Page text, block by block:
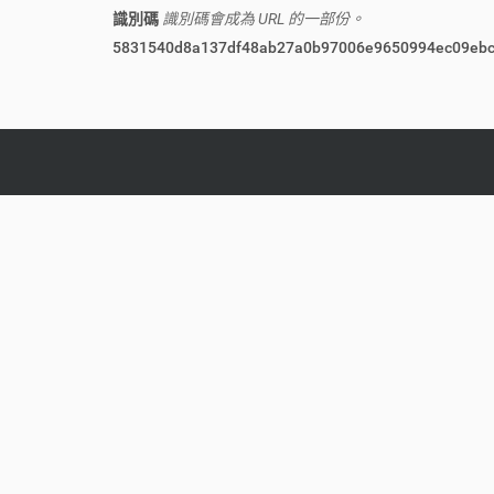
識別碼 識別碼會成為 URL 的一部份。